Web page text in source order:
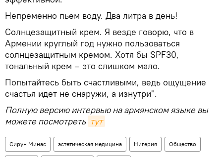
Непременно пьем воду. Два литра в день!
Солнцезащитный крем. Я везде говорю, что в
Армении круглый год нужно пользоваться
солнцезащитным кремом. Хотя бы SPF30,
тональный крем – это слишком мало.
Попытайтесь быть счастливыми, ведь ощущение
счастья идет не снаружи, а изнутри".
Полную версию интервью на армянском языке вы
можете посмотреть тут
Сирун Минас эстетическая медицина Нигерия Общество